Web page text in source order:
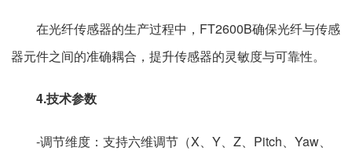
在光纤传感器的生产过程中，FT2600B确保光纤与传感
器元件之间的准确耦合，提升传感器的灵敏度与可靠性。
4.技术参数
-调节维度：支持六维调节（X、Y、Z、Pitch、Yaw、